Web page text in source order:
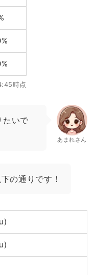
時点
たいで
あまれさん
の通りです！